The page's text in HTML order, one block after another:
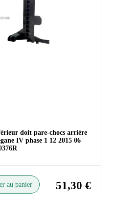
doit pare-chocs arrière
IV phase 1 12 2015 06
au panier 51,30 €